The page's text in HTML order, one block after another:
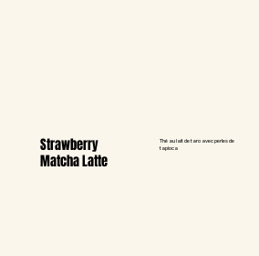
Thé au lait de taro avec perles de
tapioca
Strawberry
Matcha Latte